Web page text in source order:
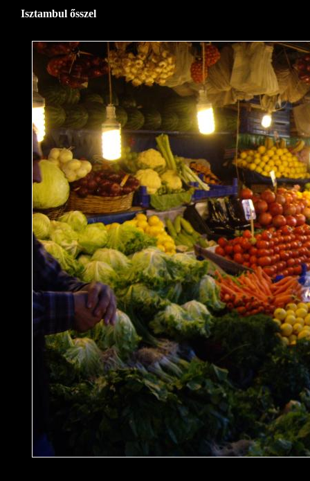
Isztambul ősszel